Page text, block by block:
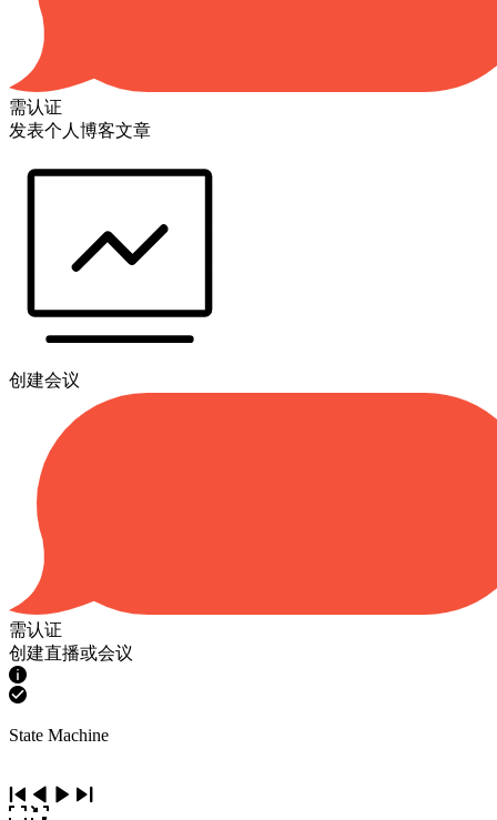
需认证
发表个人博客文章
创建会议
需认证
创建直播或会议
State Machine